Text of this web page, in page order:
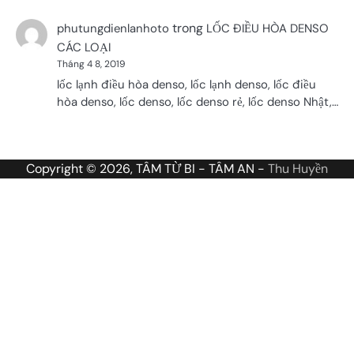
phutungdienlanhoto trong LỐC ĐIỀU HÒA DENSO
CÁC LOẠI
Tháng 4 8, 2019
lốc lạnh điều hòa denso, lốc lạnh denso, lốc điều
hòa denso, lốc denso, lốc denso rẻ, lốc denso Nhật,…
Copyright © 2026, TÂM TỪ BI - TÂM AN - Thu Huyền